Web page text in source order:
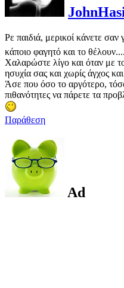
Ρε παιδιά, μερικοί κάνετε
κάποιο φαγητό και το
Χαλαρώστε λίγο και όταν με
ησυχία σας και χωρίς άγχος
Άσε που όσο το αργότερο,
πιθανότητες να πάρετε τα
Παράθεση
Ad